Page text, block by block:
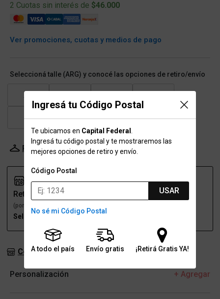
Ingresá tu Código Postal
Te ubicamos en Capital Federal
Ingresá tu código postal y te mostraremos las
mejores opciones de retiro y envío.
Código Postal
USAR
No sé mi Código Postal
A todo el país Envío gratis ¡Retirá Gratis YA!
2 Cuotas sin interés de $46.000
Ver promociones, cuotas y medios de pago
Seleccioná talle (ARG) y conocé las opciones de retiro/envío
XS S M L
XL XXL XXXL
Probador Virtual Tabla de talles
Retiro
(por una sucursal)
Seleccioná talle
Consultar stock en sucursales
Personalización + Agregar